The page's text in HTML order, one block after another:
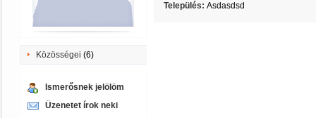
Közösségei (6)
Ismerősnek jelölöm
Üzenetet írok neki
Település: Asdasdsd